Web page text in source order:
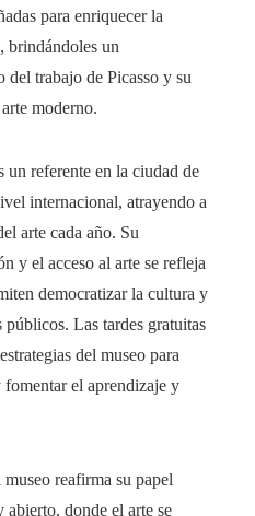
para enriquecer la
brindándoles un
trabajo de Picasso y su
moderno.
un referente en la ciudad de
internacional, atrayendo a
arte cada año. Su
y el acceso al arte se refleja
democratizar la cultura y
públicos. Las tardes gratuitas
del museo para
el aprendizaje y
reafirma su papel
donde el arte se